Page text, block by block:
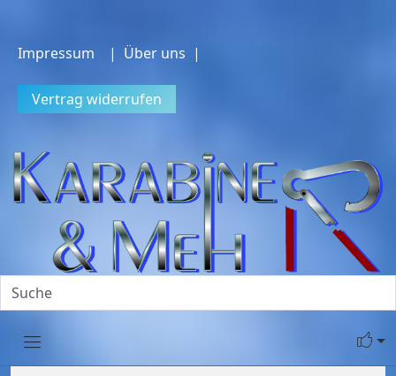
Impressum | Über uns |
Vertrag widerrufen